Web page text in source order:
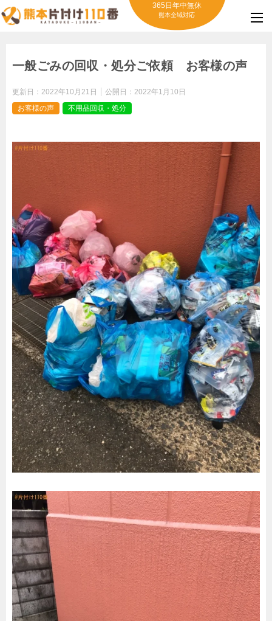
365日年中無休
熊本全域対応
一般ごみの回収・処分ご依頼 お客様の声
更新日： 2022年10月21日 公開日： 2022年1月10日
お客様の声
不用品回収・処分